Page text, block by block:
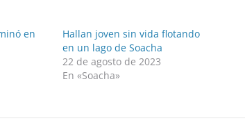
en
Hallan joven sin vida flotando
en un lago de Soacha
22 de agosto de 2023
En «Soacha»